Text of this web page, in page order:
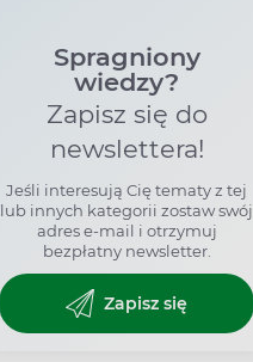
Spragniony
wiedzy?
Zapisz się do
newslettera!
Jeśli interesują Cię tematy z tej
lub innych kategorii zostaw swój
adres e-mail i otrzymuj
bezpłatny newsletter.
Zapisz się